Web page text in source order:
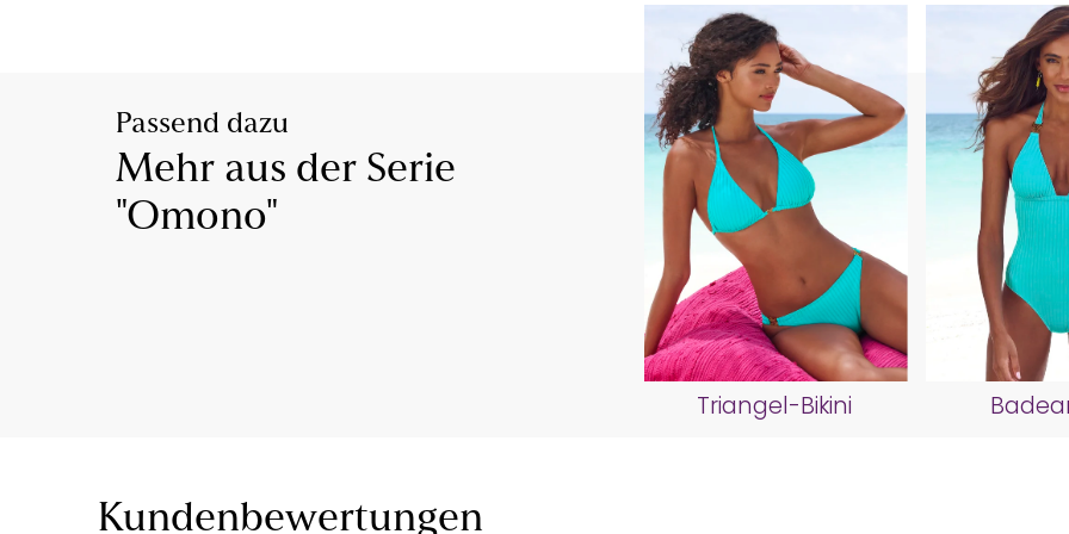
Passend dazu
Mehr aus der Serie
"Omono"
Triangel-Bikini
Kundenbewertungen